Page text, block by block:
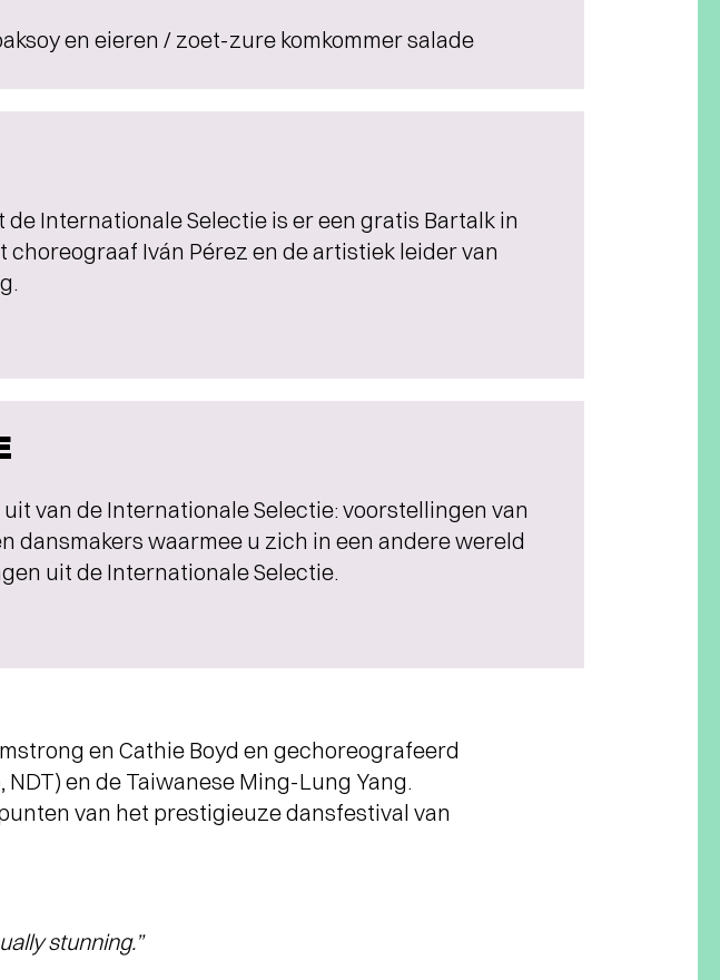
en eieren / zoet-zure komkommer salade
Internationale Selectie is er een gratis Bartalk in
choreograaf Iván Pérez en de artistiek leider van
van de Internationale Selectie: voorstellingen van
dansmakers waarmee u zich in een andere wereld
uit de Internationale Selectie.
en Cathie Boyd en gechoreografeerd
en de Taiwanese Ming-Lung Yang.
van het prestigieuze dansfestival van
stunning.”